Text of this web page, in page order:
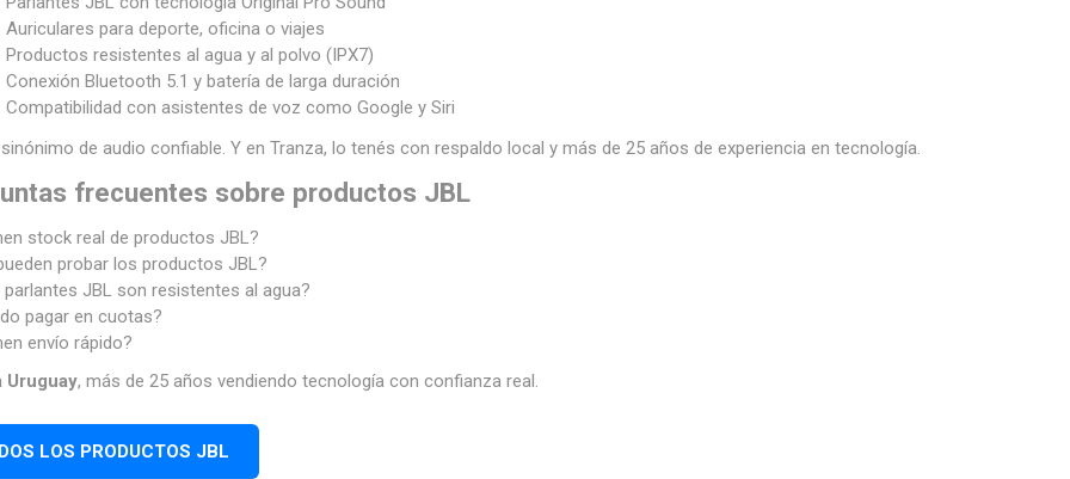
para deporte, oficina o viajes
resistentes al agua y al polvo (IPX7)
Bluetooth 5.1 y batería de larga duración
con asistentes de voz como Google y Siri
de audio confiable. Y en Tranza, lo tenés con respaldo local y más de 25 años de experiencia en tecnología.
frecuentes sobre productos JBL
stock real de productos JBL?
probar los productos JBL?
parlantes JBL son resistentes al agua?
pagar en cuotas?
envío rápido?
Uruguay, más de 25 años vendiendo tecnología con confianza real.
LOS PRODUCTOS JBL